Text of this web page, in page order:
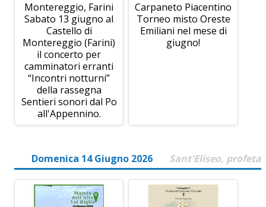
Montereggio, Farini
Sabato 13 giugno al
Castello di
Montereggio (Farini)
il concerto per
camminatori erranti
“Incontri notturni”
della rassegna
Sentieri sonori dal Po
all'Appennino.
Carpaneto Piacentino
Torneo misto Oreste
Emiliani nel mese di
giugno!
Domenica 14 Giugno 2026 Sant'Eliseo, profeta